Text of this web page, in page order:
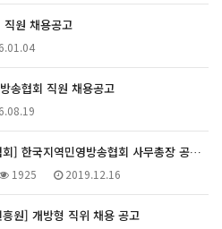
원 채용공고
송협회 직원 채용공고
] 한국지역민영방송협회 사무총장 공…
1925 2019.12.16
원] 개방형 직위 채용 공고